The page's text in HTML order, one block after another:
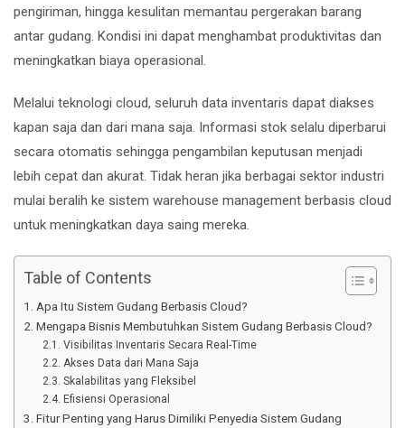
pengiriman, hingga kesulitan memantau pergerakan barang
antar gudang. Kondisi ini dapat menghambat produktivitas dan
meningkatkan biaya operasional.
Melalui teknologi cloud, seluruh data inventaris dapat diakses
kapan saja dan dari mana saja. Informasi stok selalu diperbarui
secara otomatis sehingga pengambilan keputusan menjadi
lebih cepat dan akurat. Tidak heran jika berbagai sektor industri
mulai beralih ke sistem warehouse management berbasis cloud
untuk meningkatkan daya saing mereka.
Table of Contents
Apa Itu Sistem Gudang Berbasis Cloud?
Mengapa Bisnis Membutuhkan Sistem Gudang Berbasis Cloud?
Visibilitas Inventaris Secara Real-Time
Akses Data dari Mana Saja
Skalabilitas yang Fleksibel
Efisiensi Operasional
Fitur Penting yang Harus Dimiliki Penyedia Sistem Gudang